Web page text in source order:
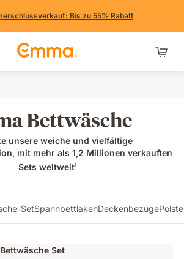
Bis zu 55% Rabatt
Bettwäsche
unsere weiche und vielfältige
mit mehr als 1,2 Millionen verkauften
Sets weltweit1
SetSpannbettlakenDeckenbezüge
Set